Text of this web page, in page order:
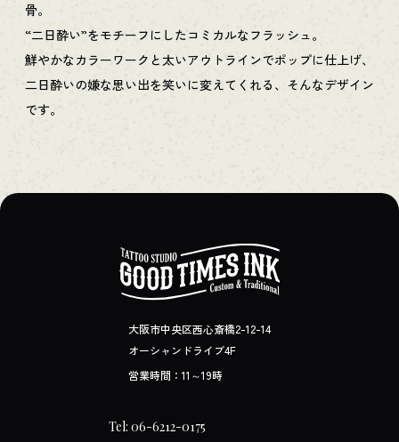
骨。
“二日酔い”をモチーフにしたコミカルなフラッシュ。
鮮やかなカラーワークと太いアウトラインでポップに仕上げ、
二日酔いの嫌な思い出を笑いに変えてくれる、そんなデザイン
です。
大阪市中央区西心斎橋2-12-14
オーシャンドライブ4F
営業時間：11～19時
Tel: 06-6212-0175